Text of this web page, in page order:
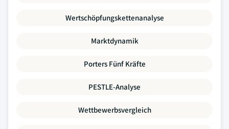
Wertschöpfungskettenanalyse
Marktdynamik
Porters Fünf Kräfte
PESTLE-Analyse
Wettbewerbsvergleich